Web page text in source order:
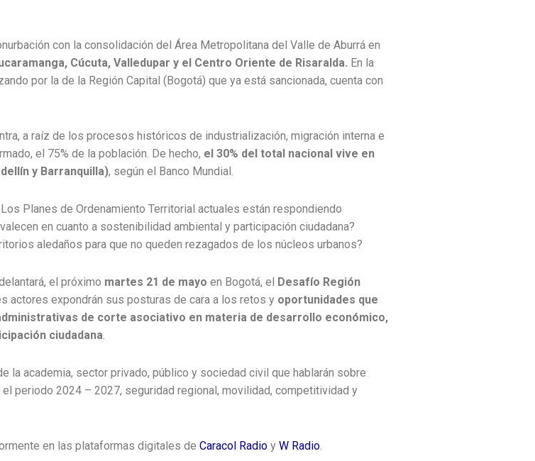
con la consolidación del Área Metropolitana del Valle de Aburrá en
Cúcuta, Valledupar y el Centro Oriente de Risaralda. En la
por la de la Región Capital (Bogotá) que ya está sancionada, cuenta con
a raíz de los procesos históricos de industrialización, migración interna e
el 75% de la población. De hecho, el 30% del total nacional vive en
y Barranquilla), según el Banco Mundial.
Planes de Ordenamiento Territorial actuales están respondiendo
en cuanto a sostenibilidad ambiental y participación ciudadana?
aledaños para que no queden rezagados de los núcleos urbanos?
el próximo martes 21 de mayo en Bogotá, el
Desafío Región
actores expondrán sus posturas de cara a los retos y oportunidades que
de corte asociativo en materia de desarrollo económico,
ciudadana.
la academia, sector privado, público y sociedad civil que hablarán sobre
periodo 2024 – 2027, seguridad regional, movilidad, competitividad y
en las plataformas digitales de Caracol Radio y W Radio.